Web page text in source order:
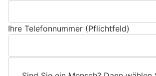
Ihre Telefonnummer (Pflichtfeld)